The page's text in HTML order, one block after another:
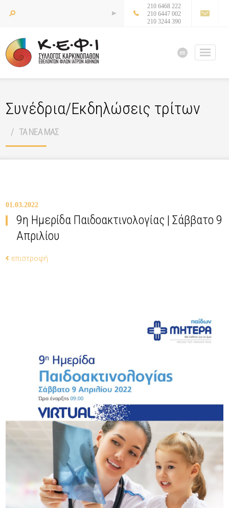
210 6468 222
210 6447 002
210 3244 390
en
Συνέδρια/Εκδηλώσεις τρίτων
ΤΑ ΝΕΑ ΜΑΣ
01.03.2022
9η Ημερίδα Παιδοακτινολογίας | Σάββατο 9
Απριλίου
επιστροφή